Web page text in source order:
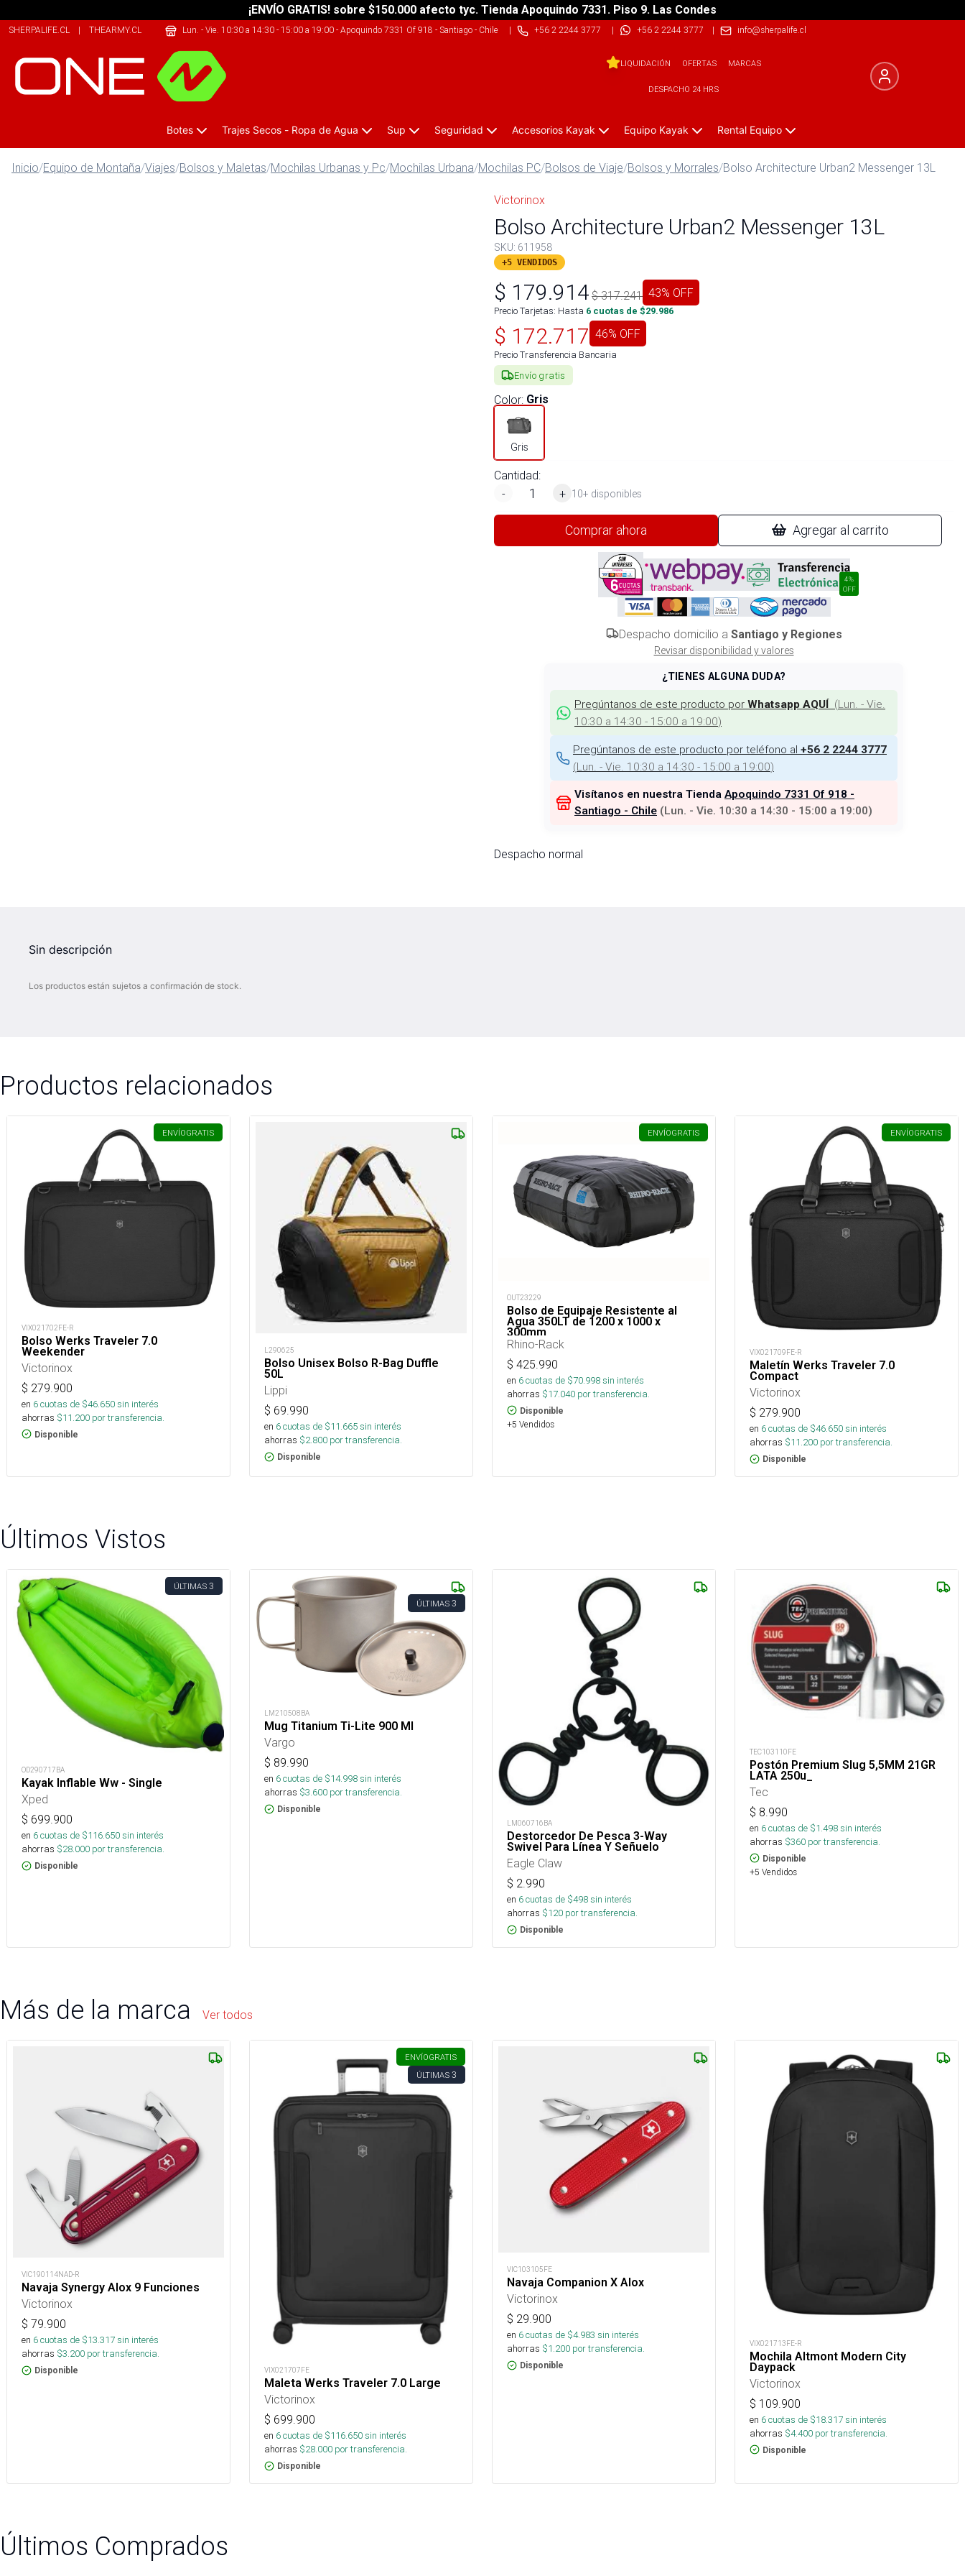
¡ENVÍO GRATIS! sobre $150.000 afecto tyc. Tienda Apoquindo 7331. Piso 9. Las Condes
SHERPALIFE.CL | THEARMY.CL JUSTBIKE.CL
Lun. - Vie. 10:30 a 14:30 - 15:00 a 19:00- Apoquindo 7331 Of 918 - Santiago - Chile| +56 2 2244 3777 | +56 2 2244 3777 | info@sherpalife.cl
LIQUIDACIÓN OFERTAS MARCAS
DESPACHO 24 HRS
Botes Trajes Secos - Ropa de Agua Sup Seguridad Accesorios Kayak Equipo Kayak Rental Equipo
Inicio/Equipo de Montaña/Viajes/Bolsos y Maletas/Mochilas Urbanas y Pc/Mochilas Urbana/Mochilas PC/Bolsos de Viaje/Bolsos y Morrales/Bolso Architecture Urban2 Messenger 13L
Victorinox
Bolso Architecture Urban2 Messenger 13L
SKU: 611958
+5 VENDIDOS
$ 179.914 $317.241 43% OFF
Precio Tarjetas: Hasta 6 cuotas de $29.986
$ 172.717 46% OFF
Precio Transferencia Bancaria
Envío gratis
Color: Gris
Gris
Cantidad:
-
+ 10+ disponibles
Comprar ahora Agregar al carrito
4%
OFF
Despacho domicilio a Santiago y Regiones
Revisar disponibilidad y valores
¿TIENES ALGUNA DUDA?
Pregúntanos de este producto por Whatsapp AQUÍ (Lun. - Vie.
10:30 a 14:30 - 15:00 a 19:00)
Pregúntanos de este producto por teléfono al +56 2 2244 3777
(Lun. - Vie. 10:30 a 14:30 - 15:00 a 19:00)
Visítanos en nuestra Tienda Apoquindo 7331 Of 918 -
Santiago - Chile (Lun. - Vie. 10:30 a 14:30 - 15:00 a 19:00)
Despacho normal
Sin descripción
Los productos están sujetos a confirmación de stock.
Productos relacionados
ENVÍOGRATIS
VIX021702FE-R
Bolso Werks Traveler 7.0
Weekender
Victorinox
$ 279.900
en 6cuotas de $46.650sin interés
ahorras $11.200 por transferencia.
Disponible
L290625
Bolso Unisex Bolso R-Bag Duffle
50L
Lippi
$ 69.990
en 6cuotas de $11.665sin interés
ahorras $2.800 por transferencia.
Disponible
ENVÍOGRATIS
OUT23229
Bolso de Equipaje Resistente al
Agua 350LT de 1200 x 1000 x
300mm
Rhino-Rack
$ 425.990
en 6cuotas de $70.998sin interés
ahorras $17.040 por transferencia.
Disponible
+5 Vendidos
ENVÍOGRATIS
VIX021709FE-R
Maletín Werks Traveler 7.0
Compact
Victorinox
$ 279.900
en 6cuotas de $46.650sin interés
ahorras $11.200 por transferencia.
Disponible
Últimos Vistos
ÚLTIMAS 3
OD290717BA
Kayak Inflable Ww - Single
Xped
$ 699.900
en 6cuotas de $116.650sin interés
ahorras $28.000 por transferencia.
Disponible
ÚLTIMAS 3
LM210508BA
Mug Titanium Ti-Lite 900 Ml
Vargo
$ 89.990
en 6cuotas de $14.998sin interés
ahorras $3.600 por transferencia.
Disponible
LM060716BA
Destorcedor De Pesca 3-Way
Swivel Para Línea Y Señuelo
Eagle Claw
$ 2.990
en 6cuotas de $498sin interés
ahorras $120 por transferencia.
Disponible
TEC103110FE
Postón Premium Slug 5,5MM 21GR
LATA 250u_
Tec
$ 8.990
en 6cuotas de $1.498sin interés
ahorras $360 por transferencia.
Disponible
+5 Vendidos
Más de la marca Ver todos
VIC190114NAD-R
Navaja Synergy Alox 9 Funciones
Victorinox
$ 79.900
en 6cuotas de $13.317sin interés
ahorras $3.200 por transferencia.
Disponible
ENVÍOGRATIS
ÚLTIMAS 3
VIX021707FE
Maleta Werks Traveler 7.0 Large
Victorinox
$ 699.900
en 6cuotas de $116.650sin interés
ahorras $28.000 por transferencia.
Disponible
VIC103105FE
Navaja Companion X Alox
Victorinox
$ 29.900
en 6cuotas de $4.983 sin interés
ahorras $1.200 por transferencia.
Disponible
VIX021713FE-R
Mochila Altmont Modern City
Daypack
Victorinox
$ 109.900
en 6cuotas de $18.317sin interés
ahorras $4.400 por transferencia.
Disponible
Últimos Comprados